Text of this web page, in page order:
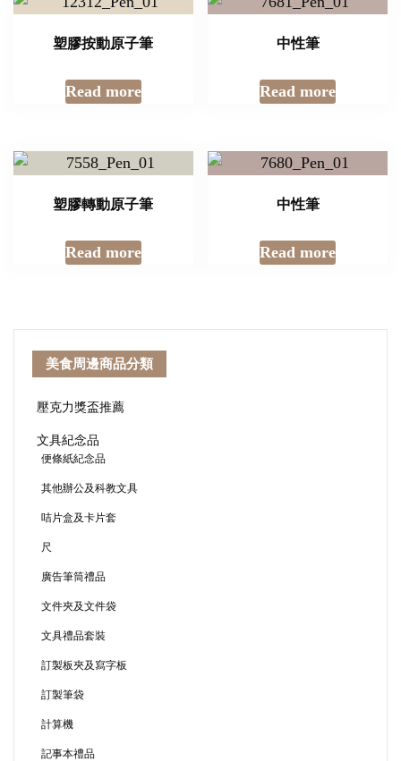
塑膠按動原子筆
Read more
中性筆
Read more
塑膠轉動原子筆
Read more
中性筆
Read more
美食周邊商品分類
壓克力獎盃推薦
文具紀念品
便條紙紀念品
其他辦公及科教文具
咭片盒及卡片套
尺
廣告筆筒禮品
文件夾及文件袋
文具禮品套裝
訂製板夾及寫字板
訂製筆袋
計算機
記事本禮品